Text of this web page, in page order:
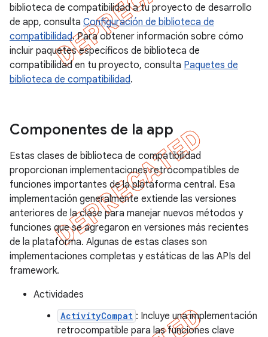
biblioteca de compatibilidad a tu proyecto de desarrollo
de app, consulta Configuración de biblioteca de
compatibilidad. Para obtener información sobre cómo
incluir paquetes específicos de biblioteca de
compatibilidad en tu proyecto, consulta Paquetes de
biblioteca de compatibilidad.
Componentes de la app
Estas clases de biblioteca de compatibilidad
proporcionan implementaciones retrocompatibles de
funciones importantes de la plataforma central. Esa
implementación generalmente extiende las versiones
anteriores de la clase para manejar nuevos métodos y
funciones que se agregaron en versiones más recientes
de la plataforma. Algunas de estas clases son
implementaciones completas y estáticas de las APIs del
framework.
Actividades
ActivityCompat : Incluye una implementación
retrocompatible para las funciones clave